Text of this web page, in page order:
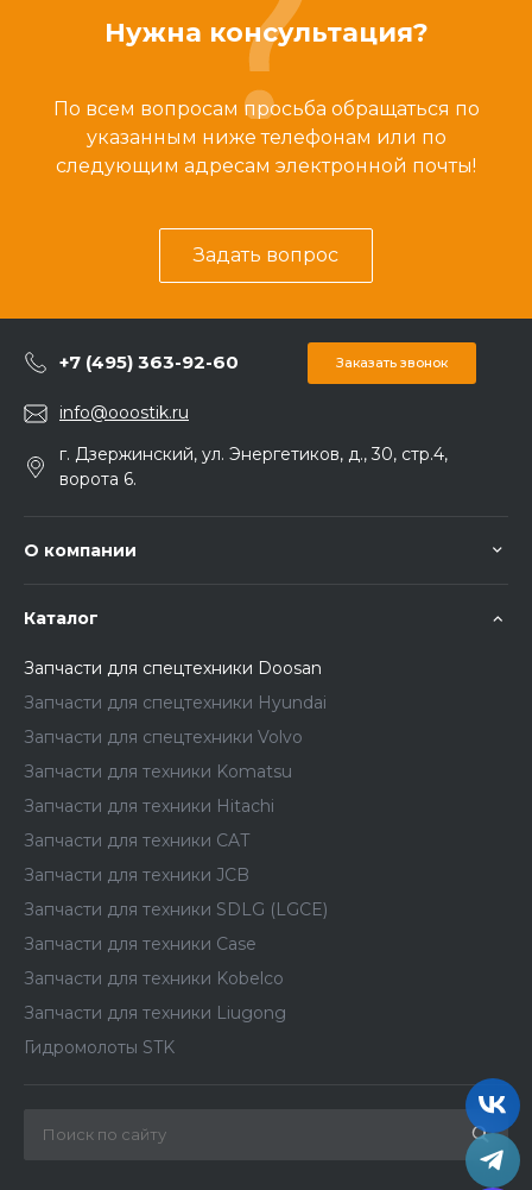
Нужна консультация?
По всем вопросам просьба обращаться по
указанным ниже телефонам или по
следующим адресам электронной почты!
Задать вопрос
+7 (495) 363-92-60 Заказать звонок
info@ooostik.ru
г. Дзержинский, ул. Энергетиков, д., 30, стр.4,
ворота 6.
О компании
Каталог
Запчасти для спецтехники Doosan
Запчасти для спецтехники Hyundai
Запчасти для спецтехники Volvo
Запчасти для техники Komatsu
Запчасти для техники Hitachi
Запчасти для техники CAT
Запчасти для техники JCB
Запчасти для техники SDLG (LGCE)
Запчасти для техники Case
Запчасти для техники Kobelco
Запчасти для техники Liugong
Гидромолоты STK